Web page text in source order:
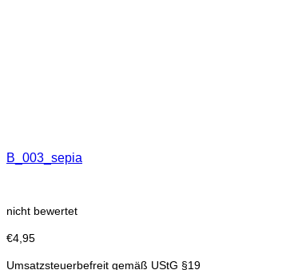
B_003_sepia
nicht bewertet
€4,95
Umsatzsteuerbefreit gemäß UStG §19